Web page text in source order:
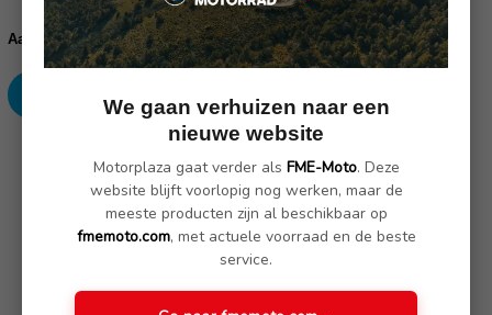
Huidige
voorraad:
Aantal:
Verhoog
aantallen:
Verlaag
aantallen:
Omschrijving (Nog geen reviews)
Vuile spruitstukken, motorbehuizingen, steenslagschade en
We gaan verhuizen naar een
nieuwe website
Motorplaza gaat verder als FME-Moto. Deze
website blijft voorlopig nog werken, maar de
meeste producten zijn al beschikbaar op
fmemoto.com, met actuele voorraad en de beste
service.